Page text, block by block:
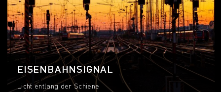
EISENBAHNSIGNAL
Licht entlang der Schiene